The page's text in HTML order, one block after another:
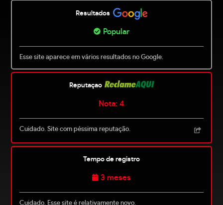
Resultados
Popular
Esse site aparece em vários resultados no Google.
Reputaçao
Nota: 4
Cuidado. Site com péssima reputação.
Tempo de registro
3 meses
Cuidado. Esse site é relativamente novo.